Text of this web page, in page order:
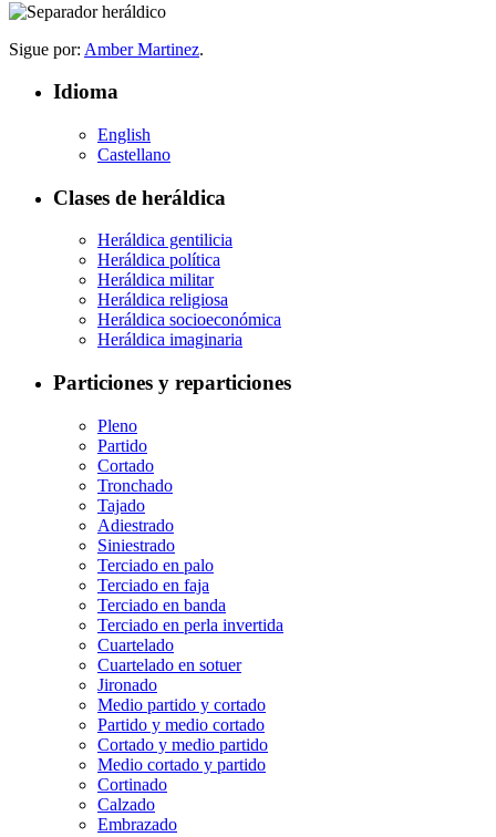
Sigue por: Amber Martinez.
Idioma
English
Castellano
Clases de heráldica
Heráldica gentilicia
Heráldica política
Heráldica militar
Heráldica religiosa
Heráldica socioeconómica
Heráldica imaginaria
Particiones y reparticiones
Pleno
Partido
Cortado
Tronchado
Tajado
Adiestrado
Siniestrado
Terciado en palo
Terciado en faja
Terciado en banda
Terciado en perla invertida
Cuartelado
Cuartelado en sotuer
Jironado
Medio partido y cortado
Partido y medio cortado
Cortado y medio partido
Medio cortado y partido
Cortinado
Calzado
Embrazado